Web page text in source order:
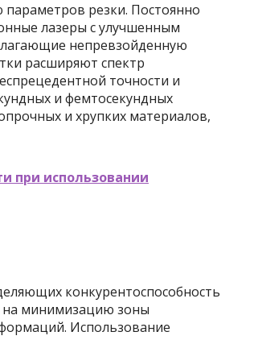
резки. Постоянно
лазеры с улучшенным
непревзойденную
расширяют спектр
точности и
и фемтосекундных
и хрупких материалов,
при использовании
конкурентоспособность
на минимизацию зоны
Использование